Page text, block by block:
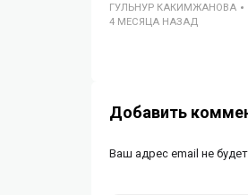
ГУЛЬНУР КАКИМЖАНОВА
4 МЕСЯЦА НАЗАД
Добавить
Ваш адрес email не